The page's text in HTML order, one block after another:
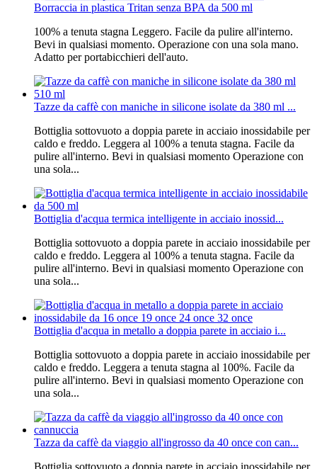
Borraccia in plastica Tritan senza BPA da 500 ml
100% a tenuta stagna Leggero. Facile da pulire all'interno.
Bevi in ​​qualsiasi momento. Operazione con una sola mano.
Adatto per portabicchieri dell'auto.
Tazze da caffè con maniche in silicone isolate da 380 ml ...
Bottiglia sottovuoto a doppia parete in acciaio inossidabile per
caldo e freddo. Leggera al 100% a tenuta stagna. Facile da
pulire all'interno. Bevi in ​​qualsiasi momento Operazione con
una sola...
Bottiglia d'acqua termica intelligente in acciaio inossid...
Bottiglia sottovuoto a doppia parete in acciaio inossidabile per
caldo e freddo. Leggera al 100% a tenuta stagna. Facile da
pulire all'interno. Bevi in ​​qualsiasi momento Operazione con
una sola...
Bottiglia d'acqua in metallo a doppia parete in acciaio i...
Bottiglia sottovuoto a doppia parete in acciaio inossidabile per
caldo e freddo. Leggera a tenuta stagna al 100%. Facile da
pulire all'interno. Bevi in ​​qualsiasi momento Operazione con
una sola...
Tazza da caffè da viaggio all'ingrosso da 40 once con can...
Bottiglia sottovuoto a doppia parete in acciaio inossidabile per